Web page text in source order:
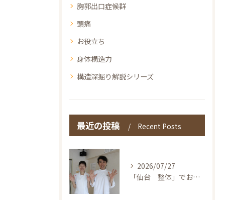
胸郭出口症候群
頭痛
お役立ち
身体構造力
構造深掘り解説シリーズ
最近の投稿 Recent Posts
2026/07/27
「仙台 整体」でお探しの方へ〜本当の整体を仙台で！伊東鍼灸整骨院